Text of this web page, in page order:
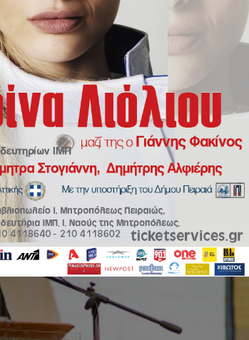
στόχαστρο.